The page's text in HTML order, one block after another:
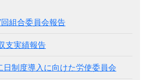
組合委員会報告
実績報告
日制度導入に向けた労使委員会